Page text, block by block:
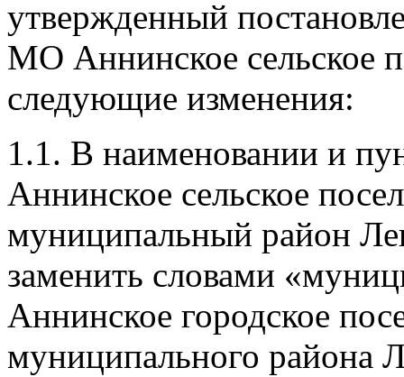
утвержденный
МО Аннинское сельское
следующие изменения:
1.1. В наименовании и
Аннинское сельское
муниципальный район
заменить словами
Аннинское городское
муниципального района